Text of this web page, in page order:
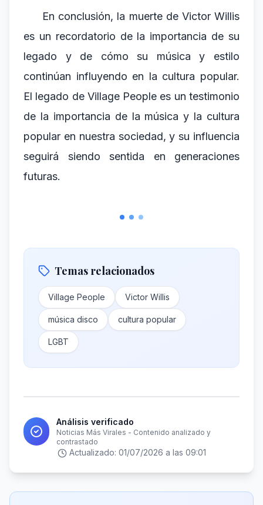
En conclusión, la muerte de Victor Willis
es un recordatorio de la importancia de su
legado y de cómo su música y estilo
continúan influyendo en la cultura popular.
El legado de Village People es un testimonio
de la importancia de la música y la cultura
popular en nuestra sociedad, y su influencia
seguirá siendo sentida en generaciones
futuras.
Temas relacionados
Village People Victor Willis
música disco cultura popular
LGBT
Análisis verificado
Noticias Más Virales - Contenido analizado y
contrastado
Actualizado: 01/07/2026 a las 09:01